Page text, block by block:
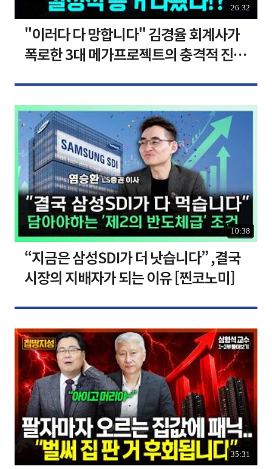
26:32
"이러다 다 망합니다" 김경율 회계사가
폭로한 3대 메가프로젝트의 충격적 진실
10:38
“지금은 삼성SDI가 더 낫습니다” ,결국
시장의 지배자가 되는 이유 [찐코노미]
35:31